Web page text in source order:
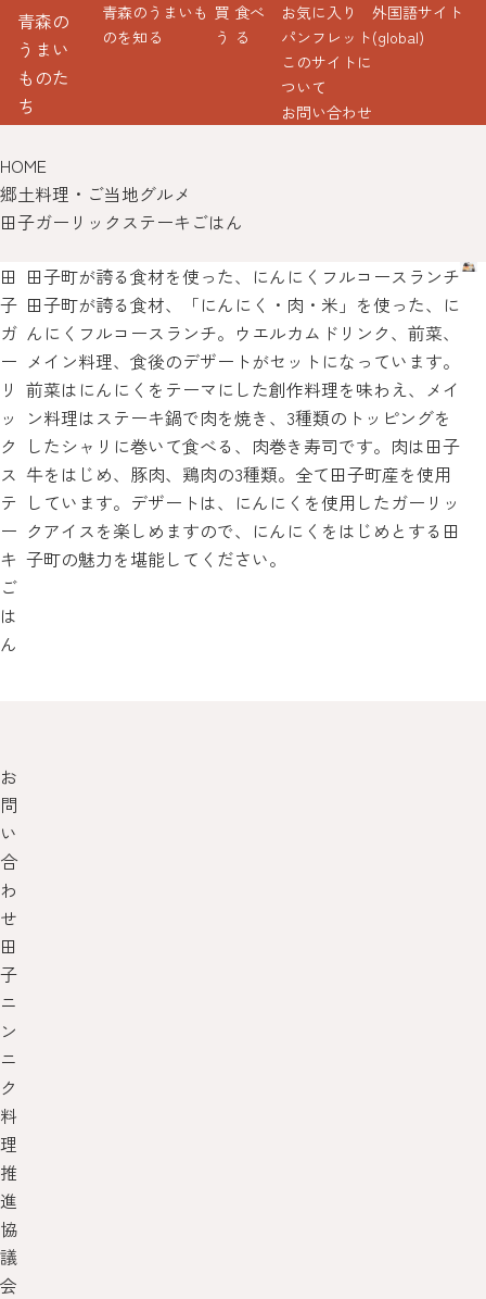
青森の
うまい
ものた
ち
青森のうまいも
のを知る
買
う
食べ
る
お気に入り
パンフレット
このサイトに
ついて
お問い合わせ
外国語サイト
(global)
HOME
郷土料理・ご当地グルメ
田子ガーリックステーキごはん
田
子
ガ
ー
リ
ッ
ク
ス
テ
ー
キ
ご
は
ん
田子町が誇る食材を使った、にんにくフルコースランチ
田子町が誇る食材、「にんにく・肉・米」を使った、に
んにくフルコースランチ。ウエルカムドリンク、前菜、
メイン料理、食後のデザートがセットになっています。
前菜はにんにくをテーマにした創作料理を味わえ、メイ
ン料理はステーキ鍋で肉を焼き、3種類のトッピングを
したシャリに巻いて食べる、肉巻き寿司です。肉は田子
牛をはじめ、豚肉、鶏肉の3種類。全て田子町産を使用
しています。デザートは、にんにくを使用したガーリッ
クアイスを楽しめますので、にんにくをはじめとする田
子町の魅力を堪能してください。
お
問
い
合
わ
せ
田
子
ニ
ン
ニ
ク
料
理
推
進
協
議
会